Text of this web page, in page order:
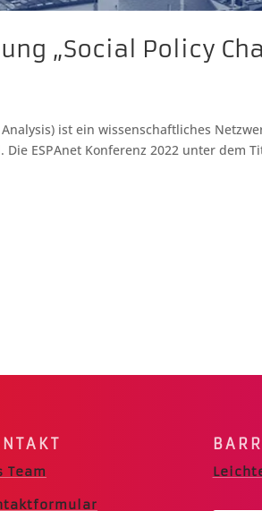
„Social Policy
ist ein wissenschaftliches
ESPAnet Konferenz 2022 unter dem
Team